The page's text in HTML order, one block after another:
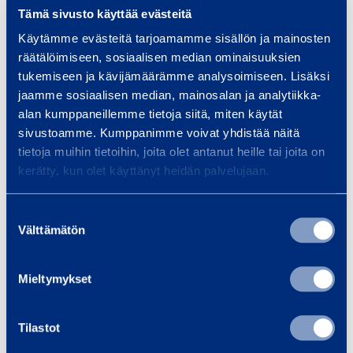
Tämä sivusto käyttää evästeitä
Käytämme evästeitä tarjoamamme sisällön ja mainosten
räätälöimiseen, sosiaalisen median ominaisuuksien
tukemiseen ja kävijämäärämme analysoimiseen. Lisäksi
jaamme sosiaalisen median, mainosalan ja analytiikka-
alan kumppaneillemme tietoja siitä, miten käytät
sivustoamme. Kumppanimme voivat yhdistää näitä
tietoja muihin tietoihin, joita olet antanut heille tai joita on
kerätty, kun olet käyttänyt heidän palvelujaan.
valinta
Välttämätön
Mieltymykset
Tilastot
Max jiblängd
Drift/styrning 2WD/2WS
Plattform längd
Plattform bredd 0,76 m
Transportbredd 1,19 m
2,24 m